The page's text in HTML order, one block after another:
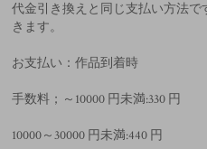
代金引き換えと同じ支払い方法
きます。
お支払い：作品到着時
手数料；～10000 円未満:330 円
10000～30000 円未満:440 円